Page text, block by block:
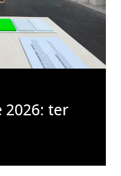
2026: ter